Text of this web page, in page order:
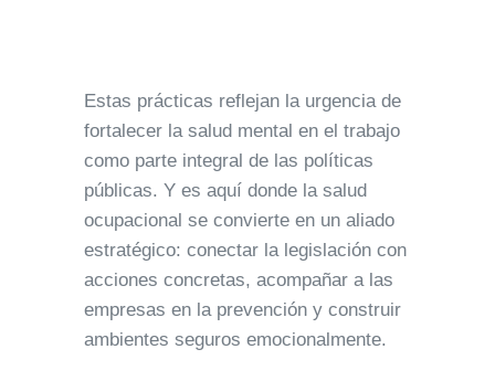
Estas prácticas reflejan la urgencia de
fortalecer la salud mental en el trabajo
como parte integral de las políticas
públicas. Y es aquí donde la salud
ocupacional se convierte en un aliado
estratégico: conectar la legislación con
acciones concretas, acompañar a las
empresas en la prevención y construir
ambientes seguros emocionalmente.